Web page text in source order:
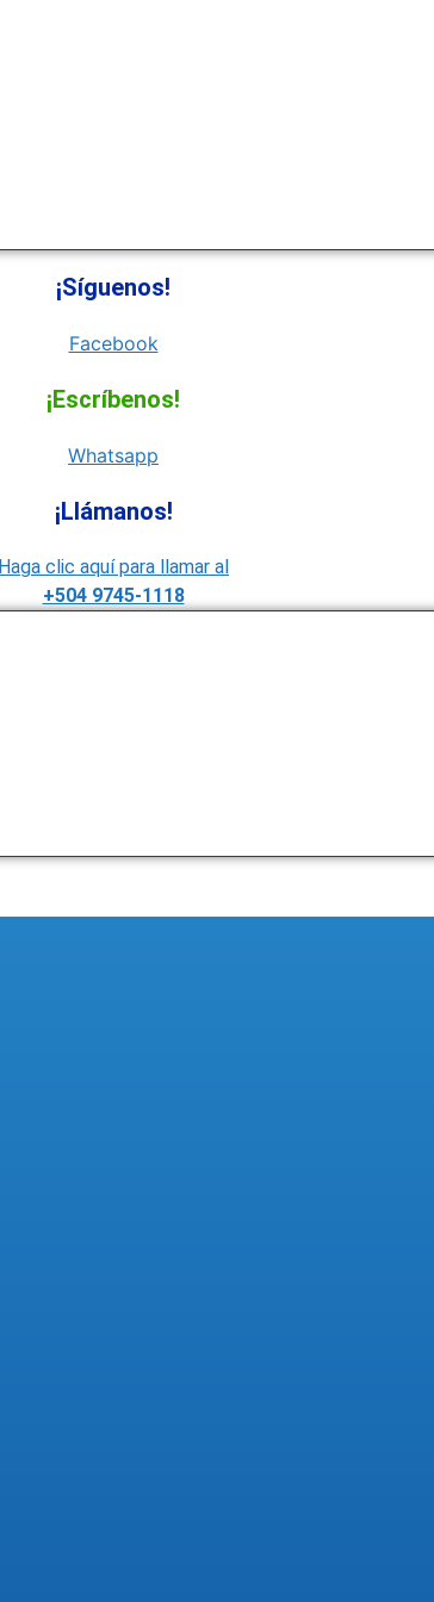
¡Síguenos!
Facebook
¡Escríbenos!
Whatsapp
¡Llámanos!
Haga clic aquí para llamar al
+504 9745-1118